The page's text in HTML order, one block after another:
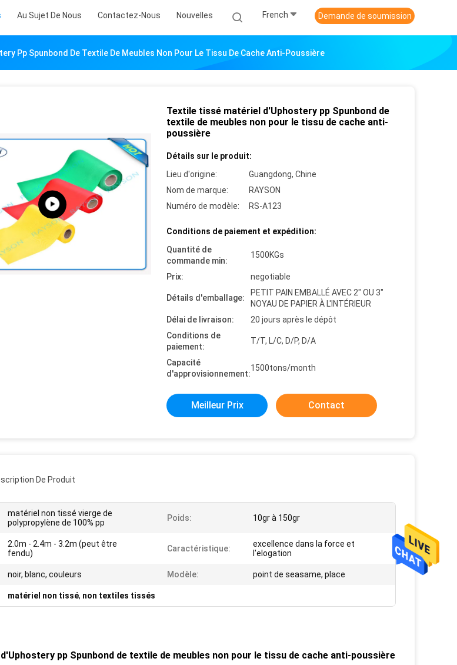
Au Sujet De Nous Contactez-Nous Nouvelles French Demande de soumission
Pp Spunbond De Textile De Meubles Non Pour Le Tissu De Cache Anti-Poussière
Textile tissé matériel d'Uphostery pp Spunbond de
textile de meubles non pour le tissu de cache anti-
poussière
Détails sur le produit:
Lieu d'origine:
Guangdong, Chine
Nom de marque:
RAYSON
Numéro de modèle:
RS-A123
Conditions de paiement et expédition:
Quantité de
commande min:
1500KGs
Prix: negotiable
Détails d'emballage:
PETIT PAIN EMBALLÉ AVEC 2" OU 3"
NOYAU DE PAPIER À L'INTÉRIEUR
Délai de livraison:
20 jours après le dépôt
Conditions de
paiement:
T/T, L/C, D/P, D/A
Capacité
d'approvisionnement:
1500tons/month
Meilleur Prix Contact
De Produit
matériel non tissé vierge de
polypropylène de 100% pp
Poids: 10gr à 150gr
2.0m - 2.4m - 3.2m (peut être
fendu)
Caractéristique:
excellence dans la force et
l'elogation
noir, blanc, couleurs Modèle: point de seasame, place
matériel non tissé, non textiles tissés
pp Spunbond de textile de meubles non pour le tissu de cache anti-poussière